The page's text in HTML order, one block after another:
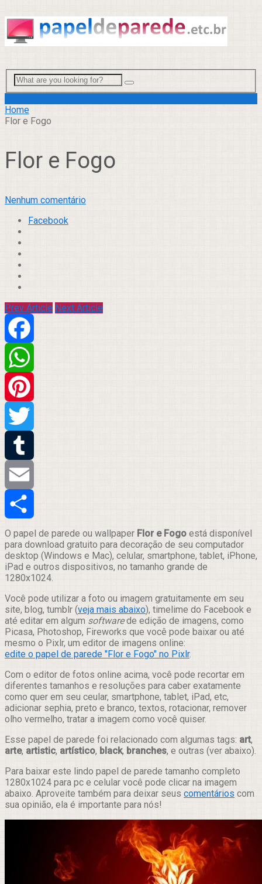
Home
Flor e Fogo
Flor e Fogo
Nenhum comentário
Facebook
Prev Article Next Article
Facebook
WhatsApp
Pinterest
Twitter
Tumblr
Email
Compartilhar
O papel de parede ou wallpaper Flor e Fogo está disponível
para download gratuito para decoração de seu computador
desktop (Windows e Mac), celular, smartphone, tablet, iPhone,
iPad e outros dispositivos, no tamanho grande de
1280x1024.
Você pode utilizar a foto ou imagem gratuitamente em seu
site, blog, tumblr (veja mais abaixo), timelime do Facebook e
até editar em algum softwarede edição de imagens, como
Picasa, Photoshop, Fireworks que você pode baixar ou até
mesmo o Pixlr, um editor de imagens online:
edite o papel de parede "Flor e Fogo" no Pixlr.
Com o editor de fotos online acima, você pode recortar em
diferentes tamanhos e resoluções para caber exatamente
como quer em seu ceular, smartphone, tablet, iPad, etc,
adicionar sephia, preto e branco, textos, rotacionar, remover
olho vermelho, tratar a imagem como você quiser.
Esse papel de parede foi relacionado com algumas tags: art,
arte, artistic, artístico, black, branches, e outras (ver abaixo).
Para baixar este lindo papel de parede tamanho completo
1280x1024 para pc e celular você pode clicar na imagem
abaixo. Aproveite também para deixar seus comentários com
sua opinião, ela é importante para nós!